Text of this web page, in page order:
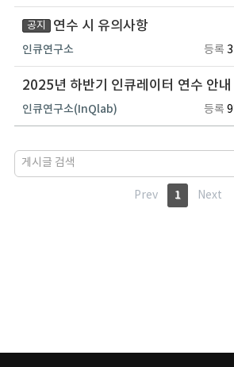
공지 연수 시 유의사항
인큐연구소 등록
2025년 하반기 인큐레이터 연수 안내
인큐연구소(InQlab) 등록
Prev 1 Next